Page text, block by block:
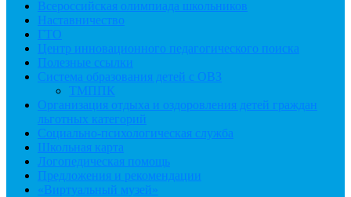
Всероссийская олимпиада школьников
Наставничество
ГТО
Центр инновационного педагогического поиска
Полезные ссылки
Система образования детей с ОВЗ
ТМППК
Организация отдыха и оздоровления детей граждан
льготных категорий
Социально-психологическая служба
Школьная карта
Логопедическая помощь
Предложения и рекомендации
«Виртуальный музей»